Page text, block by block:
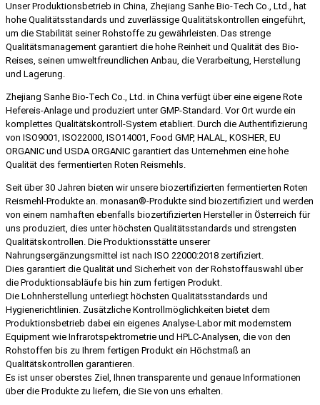
Unser Produktionsbetrieb in China, Zhejiang Sanhe Bio-Tech Co., Ltd., hat
hohe Qualitätsstandards und zuverlässige Qualitätskontrollen eingeführt,
um die Stabilität seiner Rohstoffe zu gewährleisten. Das strenge
Qualitätsmanagement garantiert die hohe Reinheit und Qualität des Bio-
Reises, seinen umweltfreundlichen Anbau, die Verarbeitung, Herstellung
und Lagerung.
Zhejiang Sanhe Bio-Tech Co., Ltd. in China verfügt über eine eigene Rote
Hefereis-Anlage und produziert unter GMP-Standard. Vor Ort wurde ein
komplettes Qualitätskontroll-System etabliert. Durch die Authentifizierung
von ISO9001, ISO22000, ISO14001, Food GMP, HALAL, KOSHER, EU
ORGANIC und USDA ORGANIC garantiert das Unternehmen eine hohe
Qualität des fermentierten Roten Reismehls.
Seit über 30 Jahren bieten wir unsere biozertifizierten fermentierten Roten
Reismehl-Produkte an. monasan®-Produkte sind biozertifiziert und werden
von einem namhaften ebenfalls biozertifizierten Hersteller in Österreich für
uns produziert, dies unter höchsten Qualitätsstandards und strengsten
Qualitätskontrollen. Die Produktionsstätte unserer
Nahrungsergänzungsmittel ist nach ISO 22000:2018 zertifiziert.
Dies garantiert die Qualität und Sicherheit von der Rohstoffauswahl über
die Produktionsabläufe bis hin zum fertigen Produkt.
Die Lohnherstellung unterliegt höchsten Qualitätsstandards und
Hygienerichtlinien. Zusätzliche Kontrollmöglichkeiten bietet dem
Produktionsbetrieb dabei ein eigenes Analyse-Labor mit modernstem
Equipment wie Infrarotspektrometrie und HPLC-Analysen, die von den
Rohstoffen bis zu Ihrem fertigen Produkt ein Höchstmaß an
Qualitätskontrollen garantieren.
Es ist unser oberstes Ziel, Ihnen transparente und genaue Informationen
über die Produkte zu liefern, die Sie von uns erhalten.